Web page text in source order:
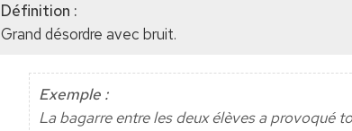
Définition :
Grand désordre avec bruit.
Exemple :
La bagarre entre les deux élèves a provoqué